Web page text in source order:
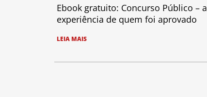
Ebook gratuito: Concurso Público – a
experiência de quem foi aprovado
LEIA MAIS